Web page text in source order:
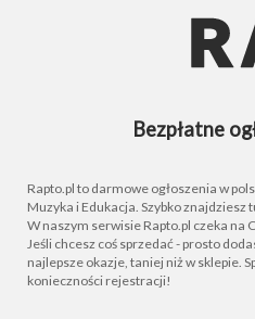
Bezpłatne
Rapto.pl to darmowe ogłoszenia w
Muzyka i Edukacja. Szybko znajdziesz
W naszym serwisie Rapto.pl czeka na
Jeśli chcesz coś sprzedać - prosto
najlepsze okazje, taniej niż w sklepie.
konieczności rejestracji!